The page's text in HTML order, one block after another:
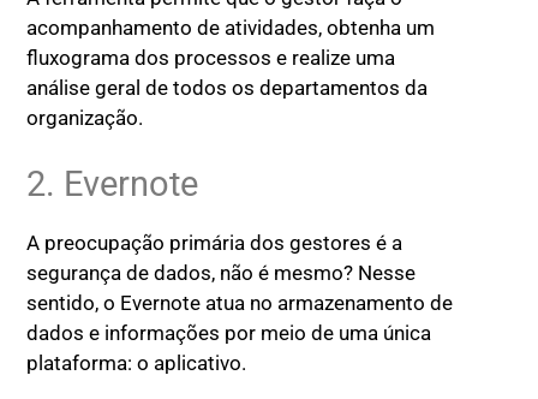
acompanhamento de atividades, obtenha um
fluxograma dos processos e realize uma
análise geral de todos os departamentos da
organização.
2. Evernote
A preocupação primária dos gestores é a
segurança de dados, não é mesmo? Nesse
sentido, o Evernote atua no armazenamento de
dados e informações por meio de uma única
plataforma: o aplicativo.